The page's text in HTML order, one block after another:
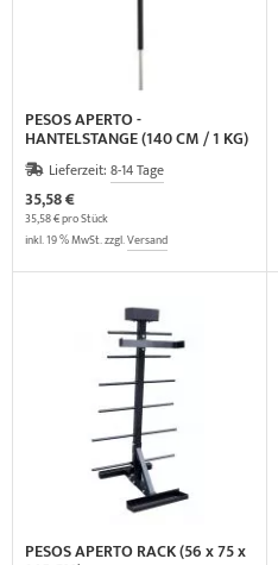
PESOS APERTO -
HANTELSTANGE (140 CM / 1 KG)
Lieferzeit: 8-14 Tage
35,58 €
35,58 € pro Stück
inkl. 19 % MwSt. zzgl.Versand
PESOS APERTO RACK (56 x 75 x